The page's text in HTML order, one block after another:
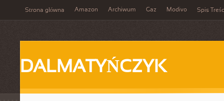
Strona główna Amazon Archiwum Gaz Modivo Spis
DALMATYŃCZYK